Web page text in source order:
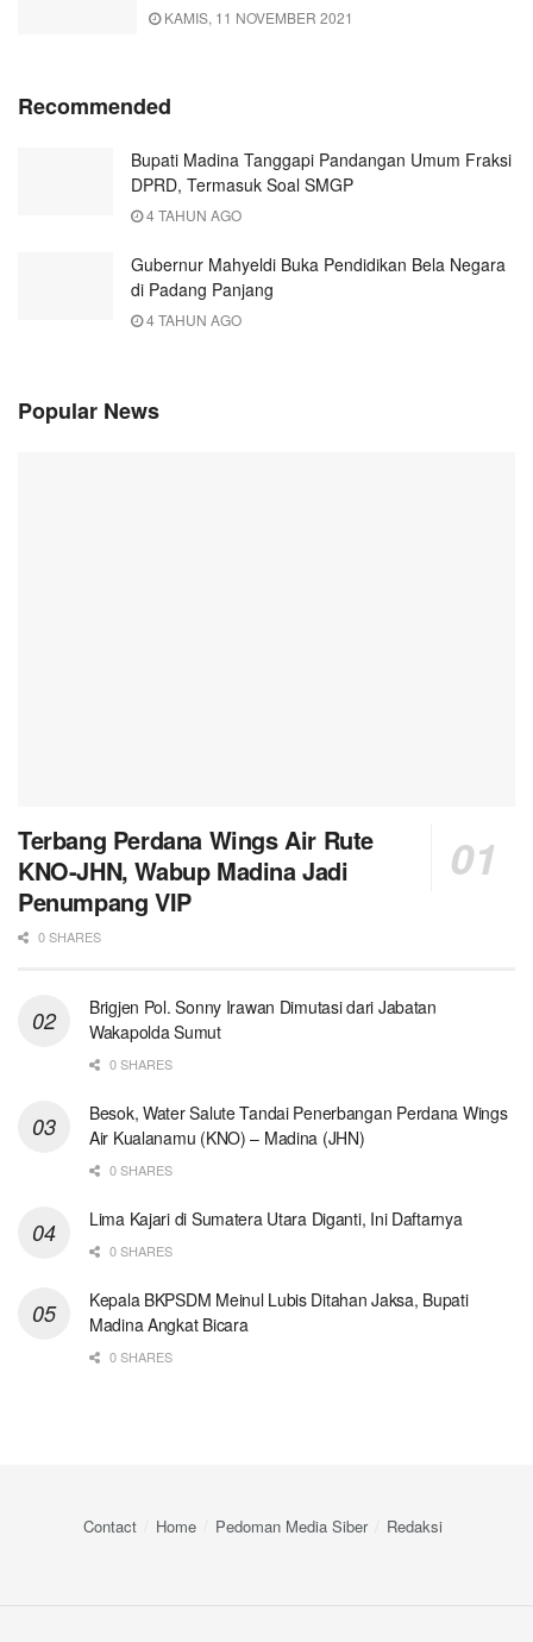
KAMIS, 11 NOVEMBER 2021
Recommended
Bupati Madina Tanggapi Pandangan Umum Fraksi
DPRD, Termasuk Soal SMGP
4 TAHUN AGO
Gubernur Mahyeldi Buka Pendidikan Bela Negara
di Padang Panjang
4 TAHUN AGO
Popular News
Terbang Perdana Wings Air Rute
KNO-JHN, Wabup Madina Jadi
Penumpang VIP
0 SHARES
Brigjen Pol. Sonny Irawan Dimutasi dari Jabatan
Wakapolda Sumut
0 SHARES
Besok, Water Salute Tandai Penerbangan Perdana Wings
Air Kualanamu (KNO) – Madina (JHN)
0 SHARES
Lima Kajari di Sumatera Utara Diganti, Ini Daftarnya
0 SHARES
Kepala BKPSDM Meinul Lubis Ditahan Jaksa, Bupati
Madina Angkat Bicara
0 SHARES
Contact Home Pedoman Media Siber Redaksi